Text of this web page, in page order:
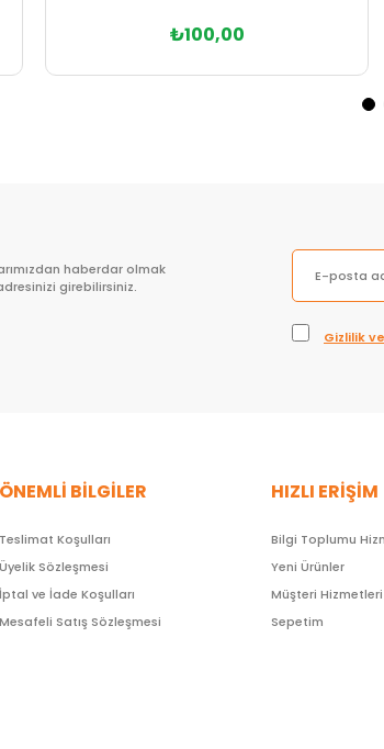
₺100,00
haberdar olmak
girebilirsiniz.
Gizlilik
ÖNEMLİ BİLGİLER
Teslimat Koşulları
Üyelik Sözleşmesi
İptal ve İade Koşulları
Mesafeli Satış Sözleşmesi
HIZLI ERİŞİM
Bilgi Toplumu
Yeni Ürünler
Müşteri Hizmetleri
Sepetim